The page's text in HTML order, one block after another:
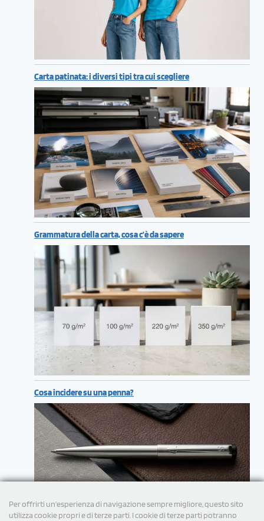
Per offrirti un'esperienza di navigazione sempre migliore, questo sito
utilizza cookie propri e di terze parti. I cookie di terze parti potranno
Carta patinata: i diversi tipi tra cui scegliere
Grammatura della carta, cosa c’è da sapere
Cosa incidere su una penna?